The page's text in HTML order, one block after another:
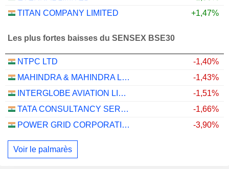
TITAN COMPANY LIMITED
+1,47%
Les plus fortes baisses du SENSEX BSE30
NTPC LTD
-1,40%
MAHINDRA & MAHINDRA LIMITED
-1,43%
INTERGLOBE AVIATION LIMITED
-1,51%
TATA CONSULTANCY SERVICES LTD.
-1,66%
POWER GRID CORPORATION OF INDIA LIMITED
-3,90%
Voir le palmarès